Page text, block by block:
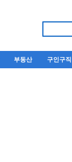
부동산 구인구직